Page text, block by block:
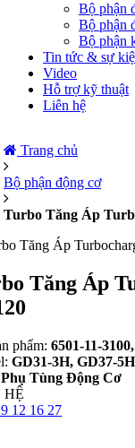
Bộ phận
Bộ phận
Bộ phận
Tin tức & sự
Video
Hỗ trợ kỹ thuật
Liên hệ
Trang chủ
Bộ phận động cơ
Turbo Tăng Áp
Tăng Áp
phẩm: 6501-11-
GD31-3H, GD37-
Phụ Tùng Động Cơ
HỆ
12 16 27